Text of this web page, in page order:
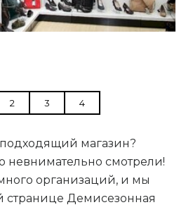
2 3 4
магазин?
невнимательно смотрели!
организаций, и мы
странице Демисезонная